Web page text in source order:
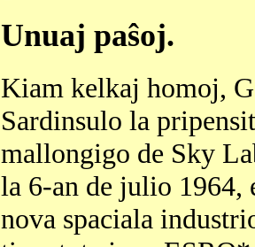
Unuaj paŝoj.
Kiam kelkaj homoj,
Sardinsulo la
mallongigo de Sky
la 6-an de julio
nova spaciala